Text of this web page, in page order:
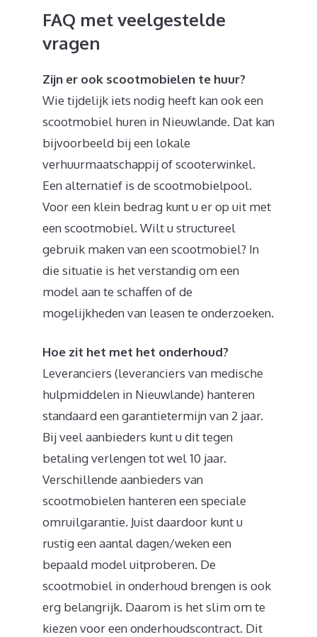
FAQ met veelgestelde
vragen
Zijn er ook scootmobielen te huur?
Wie tijdelijk iets nodig heeft kan ook een
scootmobiel huren in Nieuwlande. Dat kan
bijvoorbeeld bij een lokale
verhuurmaatschappij of scooterwinkel.
Een alternatief is de scootmobielpool.
Voor een klein bedrag kunt u er op uit met
een scootmobiel. Wilt u structureel
gebruik maken van een scootmobiel? In
die situatie is het verstandig om een
model aan te schaffen of de
mogelijkheden van leasen te onderzoeken.
Hoe zit het met het onderhoud?
Leveranciers (leveranciers van medische
hulpmiddelen in Nieuwlande) hanteren
standaard een garantietermijn van 2 jaar.
Bij veel aanbieders kunt u dit tegen
betaling verlengen tot wel 10 jaar.
Verschillende aanbieders van
scootmobielen hanteren een speciale
omruilgarantie. Juist daardoor kunt u
rustig een aantal dagen/weken een
bepaald model uitproberen. De
scootmobiel in onderhoud brengen is ook
erg belangrijk. Daarom is het slim om te
kiezen voor een onderhoudscontract. Dit